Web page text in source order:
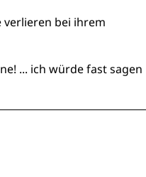
verlieren bei ihrem
... ich würde fast sagen